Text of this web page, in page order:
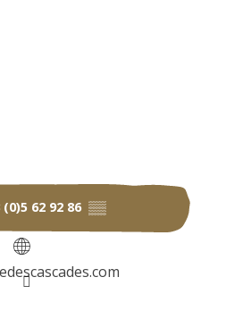
(0)5 62 92 86 ▒▒